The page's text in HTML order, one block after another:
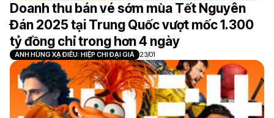
Doanh thu bán vé sớm mùa Tết Nguyên
Đán 2025 tại Trung Quốc vượt mốc 1.300
tỷ đồng chỉ trong hơn 4 ngày
ANH HÙNG XẠ ĐIÊU: HIỆP CHI ĐẠI GIẢ 23/01